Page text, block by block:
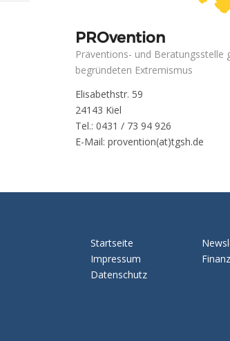
PROvention
Präventions- und Beratungsstelle
begründeten Extremismus
Elisabethstr. 59
24143 Kiel
Tel.: 0431 / 73 94 926
E-Mail: provention(at)tgsh.de
Startseite
Impressum
Datenschutz